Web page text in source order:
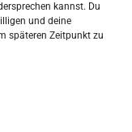
kannst. Du
und deine
späteren Zeitpunkt zu